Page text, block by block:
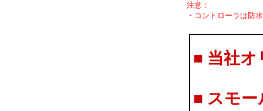
注意：
・コントローラは防
■ 当社
■ スモー